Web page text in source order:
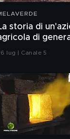
storia di
di
generazione
lug | Canale 5